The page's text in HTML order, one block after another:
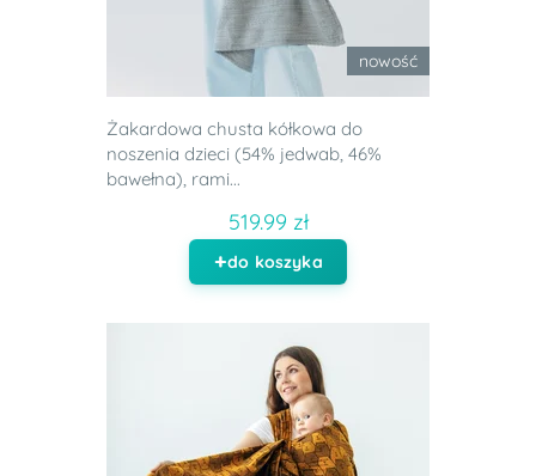
nowość
Żakardowa chusta kółkowa do
noszenia dzieci (54% jedwab, 46%
bawełna), rami...
519.99 zł
do koszyka